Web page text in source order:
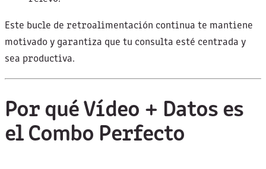
Este bucle de retroalimentación continua te mantiene
motivado y garantiza que tu consulta esté centrada y
sea productiva.
Por qué Vídeo + Datos es
el Combo Perfecto